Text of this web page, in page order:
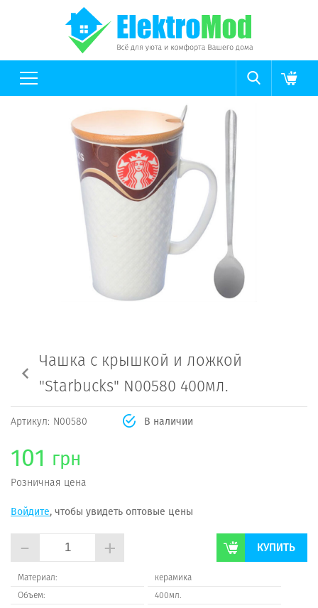
Чашка с крышкой и ложкой
"Starbucks" N00580 400мл.
Артикул: N00580 В наличии
101 грн
Розничная цена
Войдите, чтобы увидеть оптовые цены
- + КУПИТЬ
Материал:
керамика
Объем:
400мл.